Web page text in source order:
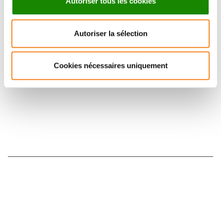
Autoriser la sélection
Cookies nécessaires uniquement
Suivez l'Institut Curie
Retrouvez notre actualité sur les réseaux